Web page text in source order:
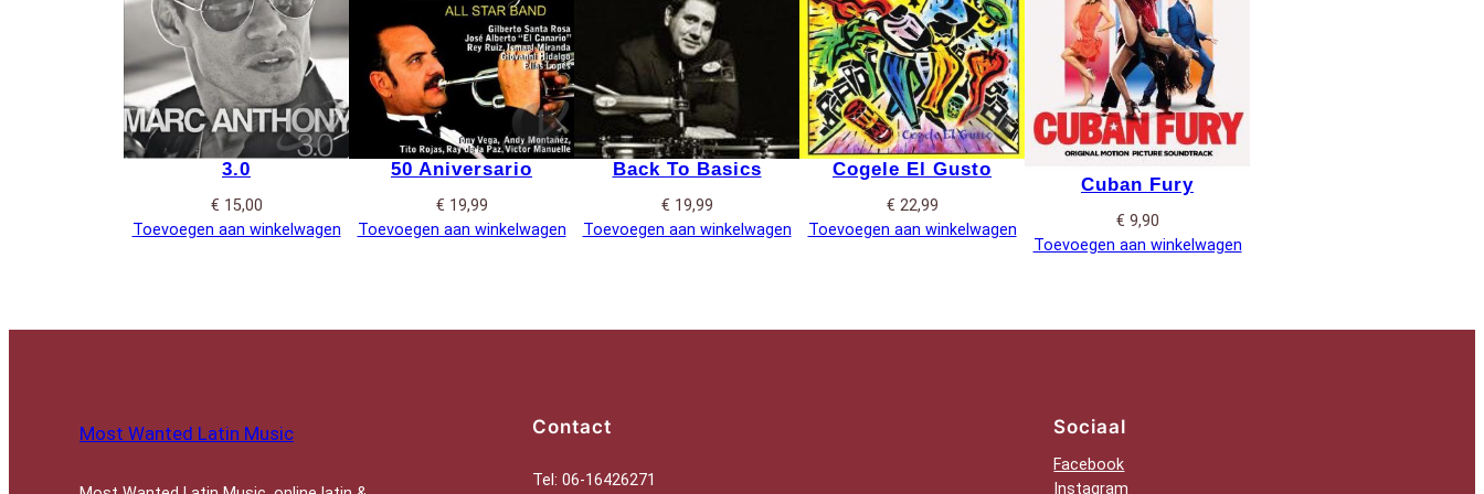
3.0
€ 15,00
Toevoegen aan winkelwagen
50 Aniversario
€ 19,99
Toevoegen aan winkelwagen
Back To Basics
€ 19,99
Toevoegen aan winkelwagen
Cogele El Gusto
€ 22,99
Toevoegen aan winkelwagen
Cuban Fury
€ 9,90
Toevoegen aan winkelwagen
Most Wanted Latin Music Contact
Tel: 06-16426271
Sociaal
Facebook
Instagram